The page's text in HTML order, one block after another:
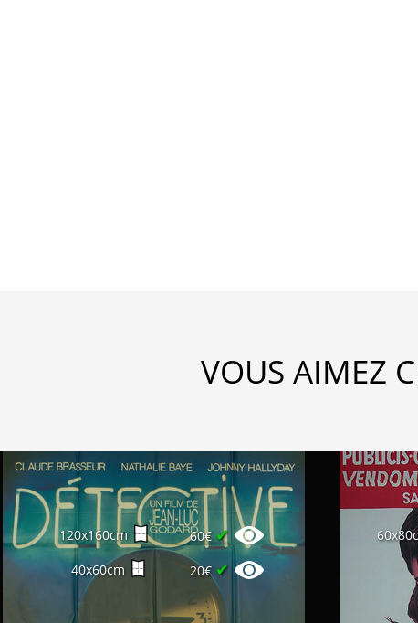
VOUS AIMEZ
120x160cm 60€ ✔
40x60cm 20€ ✔